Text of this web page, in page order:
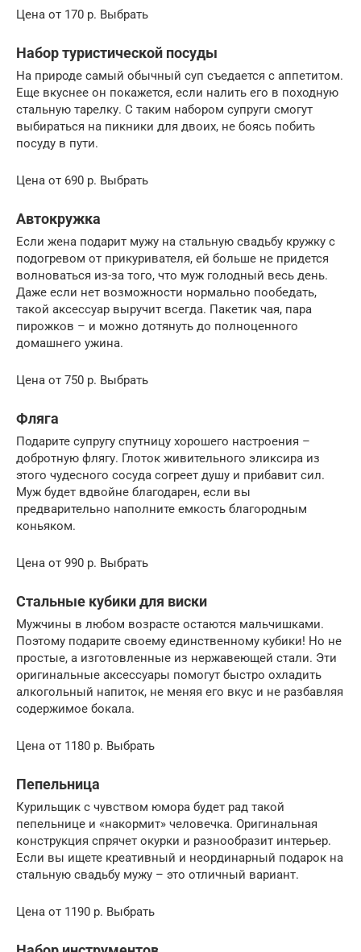
Цена от 170 р. Выбрать
Набор туристической посуды
На природе самый обычный суп съедается с аппетитом.
Еще вкуснее он покажется, если налить его в походную
стальную тарелку. С таким набором супруги смогут
выбираться на пикники для двоих, не боясь побить
посуду в пути.
Цена от 690 р. Выбрать
Автокружка
Если жена подарит мужу на стальную свадьбу кружку с
подогревом от прикуривателя, ей больше не придется
волноваться из-за того, что муж голодный весь день.
Даже если нет возможности нормально пообедать,
такой аксессуар выручит всегда. Пакетик чая, пара
пирожков – и можно дотянуть до полноценного
домашнего ужина.
Цена от 750 р. Выбрать
Фляга
Подарите супругу спутницу хорошего настроения –
добротную флягу. Глоток живительного эликсира из
этого чудесного сосуда согреет душу и прибавит сил.
Муж будет вдвойне благодарен, если вы
предварительно наполните емкость благородным
коньяком.
Цена от 990 р. Выбрать
Стальные кубики для виски
Мужчины в любом возрасте остаются мальчишками.
Поэтому подарите своему единственному кубики! Но не
простые, а изготовленные из нержавеющей стали. Эти
оригинальные аксессуары помогут быстро охладить
алкогольный напиток, не меняя его вкус и не разбавляя
содержимое бокала.
Цена от 1180 р. Выбрать
Пепельница
Курильщик с чувством юмора будет рад такой
пепельнице и «накормит» человечка. Оригинальная
конструкция спрячет окурки и разнообразит интерьер.
Если вы ищете креативный и неординарный подарок на
стальную свадьбу мужу – это отличный вариант.
Цена от 1190 р. Выбрать